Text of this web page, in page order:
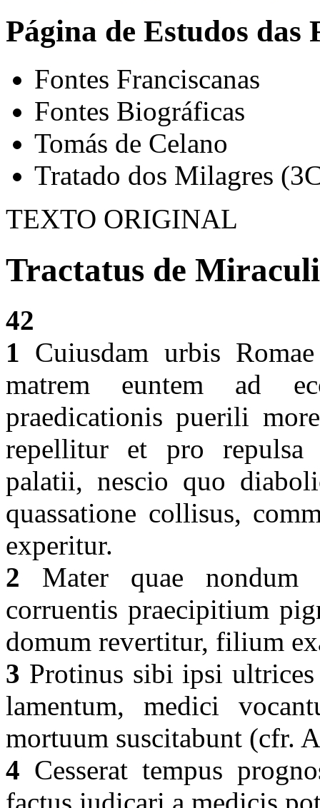
Página de Estudos das
Fontes Franciscanas
Fontes Biográficas
Tomás de Celano
Tratado dos Milagres
TEXTO ORIGINAL
Tractatus de
42
1 Cuiusdam urbis
matrem euntem ad
praedicationis puerili
repellitur et pro repulsa
palatii, nescio quo
quassatione collisus,
experitur.
2 Mater quae nondum
corruentis praecipitium
domum revertitur, filium
3 Protinus sibi ipsi
lamentum, medici
mortuum suscitabunt (cfr.
4 Cesserat tempus